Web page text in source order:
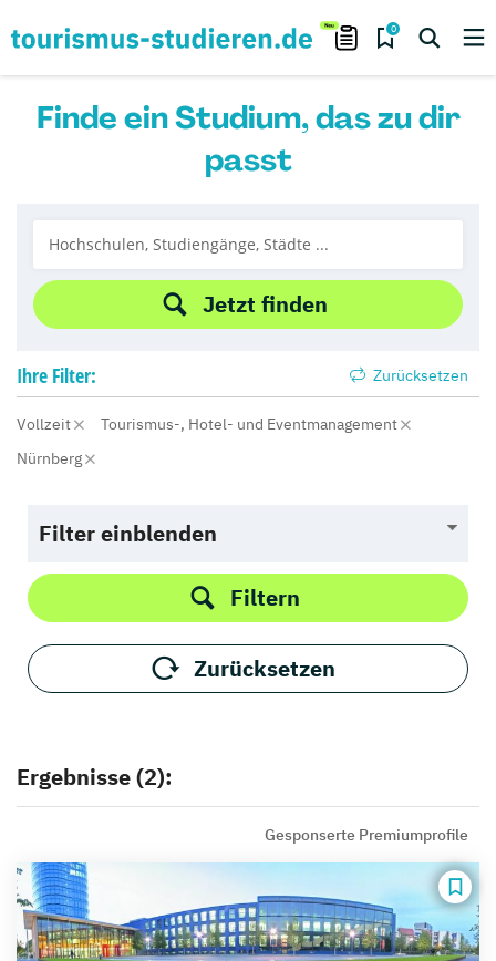
0
Finde ein Studium, das zu dir
passt
Jetzt finden
Ihre Filter: Zurücksetzen
Vollzeit
Tourismus-, Hotel- und Eventmanagement
Nürnberg
Filter einblenden
Filtern
Zurücksetzen
Ergebnisse (2):
Gesponserte Premiumprofile